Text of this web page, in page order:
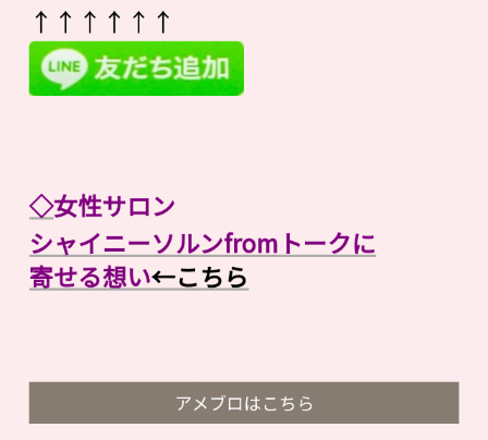
↑↑↑↑↑↑
◇女性サロン
シャイニーソルンfromトークに
寄せる想い←こちら
アメブロはこちら